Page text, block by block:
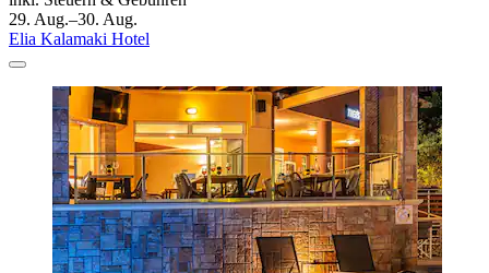
29. Aug.–30. Aug.
Elia Kalamaki Hotel